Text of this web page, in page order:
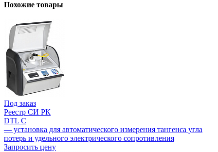
Похожие товары
Под заказ
Реестр СИ РК
DTL C
— установка для автоматического измерения тангенса угла
потерь и удельного электрического сопротивления
Запросить цену